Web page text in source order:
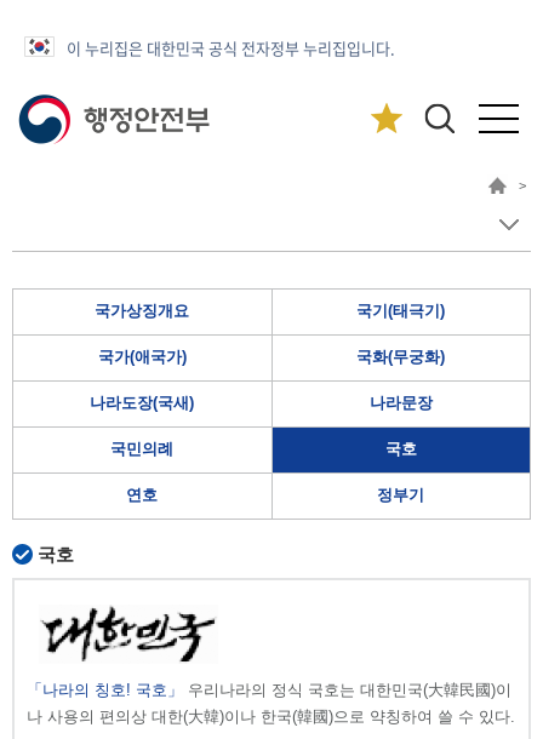
이 누리집은 대한민국 공식 전자정부 누리집입니다.
>
국가상징개요 국기(태극기)
국가(애국가) 국화(무궁화)
나라도장(국새) 나라문장
국민의례 국호
연호 정부기
국호
「나라의 칭호! 국호」
우리나라의 정식 국호는 대한민국(大韓民國)이
나 사용의 편의상 대한(大韓)이나 한국(韓國)으로 약칭하여 쓸 수 있다.